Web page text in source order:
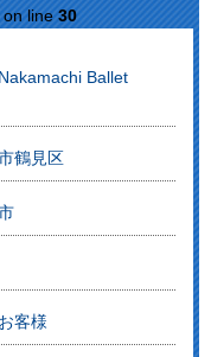
on line30
Ballet
鶴見区
客様